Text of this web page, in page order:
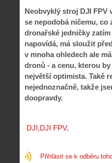
Neobvyklý stroj DJI
se nepodobá ničemu,
dronařské jedničky
napovídá, má sloužit
v mnoha ohledech ale
dronů - a cenu, kterou
největší optimista. Také
nejednoznačně, takže
doopravdy.
DJI DJI FPV
Přihlásit se k odběru